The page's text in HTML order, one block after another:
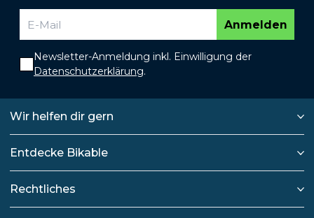
Anmelden
Newsletter-Anmeldung inkl. Einwilligung der
Datenschutzerklärung.
Wir helfen dir gern
Entdecke Bikable
Rechtliches